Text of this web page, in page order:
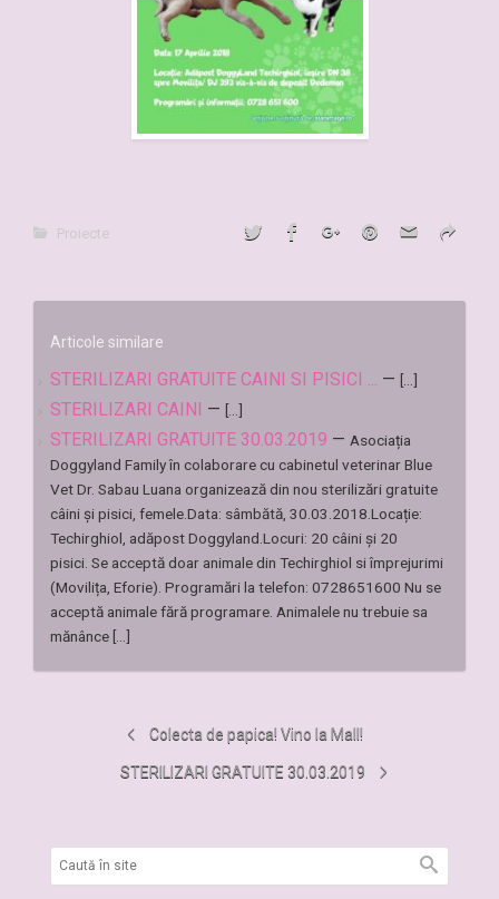
Proiecte
Articole similare
STERILIZARI GRATUITE CAINI SI PISICI ... — [...]
STERILIZARI CAINI — [...]
STERILIZARI GRATUITE 30.03.2019 — Asociația
Doggyland Family în colaborare cu cabinetul veterinar Blue
Vet Dr. Sabau Luana organizează din nou sterilizări gratuite
câini și pisici, femele.Data: sâmbătă, 30.03.2018.Locație:
Techirghiol, adăpost Doggyland.Locuri: 20 câini și 20
pisici. Se acceptă doar animale din Techirghiol si împrejurimi
(Movilița, Eforie). Programări la telefon: 0728651600 Nu se
acceptă animale fără programare. Animalele nu trebuie sa
mănânce [...]
Colecta de papica! Vino la Mall!
STERILIZARI GRATUITE 30.03.2019